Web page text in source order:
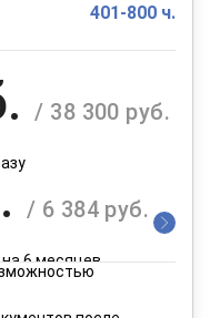
401-800 ч.
/ 38 300 руб.
/ 6 384 руб.
6 месяцев